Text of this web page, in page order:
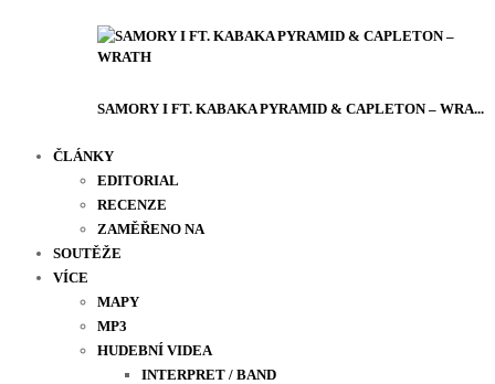
SAMORY I FT. KABAKA PYRAMID & CAPLETON – WRA...
ČLÁNKY
EDITORIAL
RECENZE
ZAMĚŘENO NA
SOUTĚŽE
VÍCE
MAPY
MP3
HUDEBNÍ VIDEA
INTERPRET / BAND